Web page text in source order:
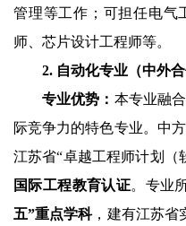
管理等工作；可担任电气
师、芯片设计工程师等。
2. 自动化专业（中外合
专业优势： 本专业融
际竞争力的特色专业。中
江苏省“卓越工程师计划（
国际工程教育认证。专业
五”重点学科，建有江苏省